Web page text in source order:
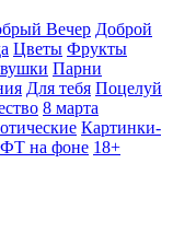
Вечер Доброй
Цветы Фрукты
Парни
Для тебя Поцелуй
8 марта
Картинки-
на фоне 18+